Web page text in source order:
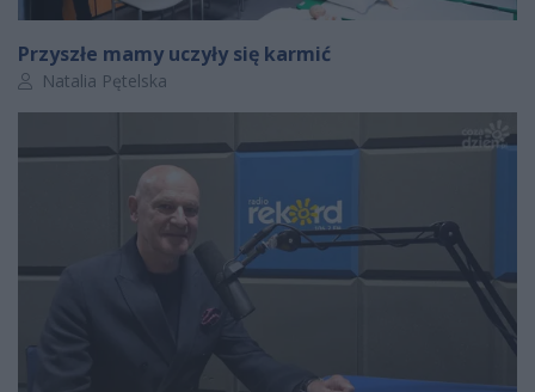
Przyszłe mamy uczyły się karmić
Autor artykułu:
Natalia Pętelska